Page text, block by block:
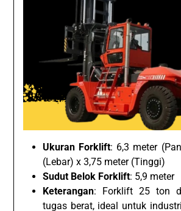
Ukuran Forklift: 6,3 meter
(Lebar) x 3,75 meter (Tinggi)
Sudut Belok Forklift: 5,9 meter
Keterangan: Forklift 25 ton
tugas berat, ideal untuk